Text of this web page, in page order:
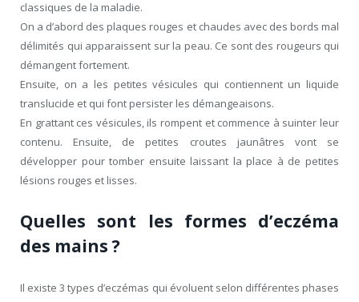
classiques de la maladie.
On a d’abord des plaques rouges et chaudes avec des bords mal
délimités qui apparaissent sur la peau. Ce sont des rougeurs qui
démangent fortement.
Ensuite, on a les petites vésicules qui contiennent un liquide
translucide et qui font persister les démangeaisons.
En grattant ces vésicules, ils rompent et commence à suinter leur
contenu. Ensuite, de petites croutes jaunâtres vont se
développer pour tomber ensuite laissant la place à de petites
lésions rouges et lisses.
Quelles sont les formes d’eczéma
des mains ?
Il existe 3 types d’eczémas qui évoluent selon différentes phases